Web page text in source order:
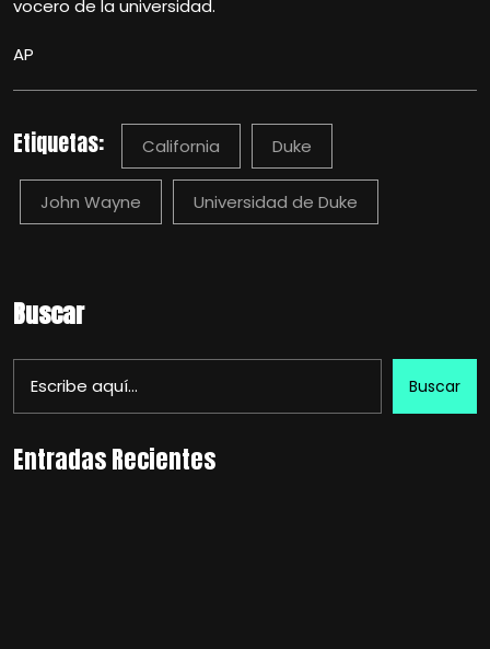
vocero de la universidad.
AP
Etiquetas: California Duke
John Wayne Universidad de Duke
Buscar
Buscar
Entradas Recientes